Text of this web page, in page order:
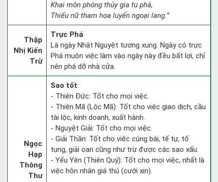
Khai môn phóng thủy gia tu phá,
Thiếu nữ tham hoa luyến ngoại lang.”
Thập
Nhị Kiến
Trừ
Trực Phá
Là ngày Nhật Nguyệt tương xung. Ngày có trực
Phá muôn việc làm vào ngày này đều bất lợi, chỉ
nên phá dỡ nhà cửa.
Ngọc
Hạp
Thông
Thư
Sao tốt:
- Thiên Đức: Tốt cho mọi việc.
- Thiên Mã (Lộc Mã): Tốt cho việc giao dịch, cầu
tài lộc, kinh doanh, xuất hành.
- Nguyệt Giải: Tốt cho mọi việc.
- Giải Thần: Tốt cho việc cúng bái, tế tự, tố
tụng, giải oan cũng như trừ được các sao xấu.
- Yếu Yên (Thiên Quý): Tốt cho mọi việc, nhất là
việc hôn nhân giá thú (cưới xin).